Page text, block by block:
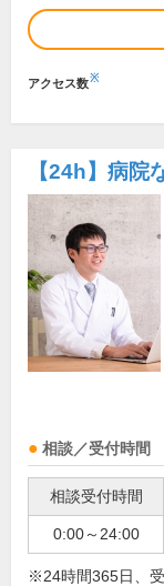
アクセス数※
【24h】 病院
相談／受付時間
相談受付時間
0:00～24:00
※24時間365日、